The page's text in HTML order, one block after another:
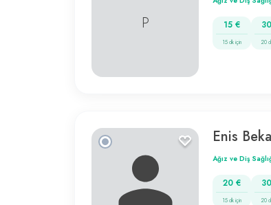
P 15 €
15 dk için 20
Enis Beka
Ağız ve Diş
20 €
15 dk için 20